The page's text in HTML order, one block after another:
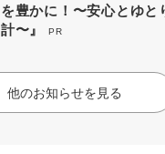
を豊かに！〜安心とゆと
計〜』
PR
他のお知らせを見る